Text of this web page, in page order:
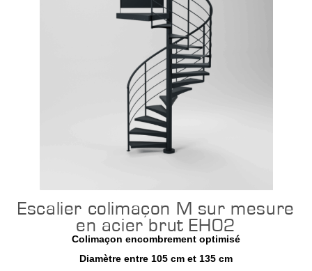
Escalier colimaçon M sur mesure
en acier brut EH02
Colimaçon encombrement optimisé
Diamètre entre 105 cm et 135 cm